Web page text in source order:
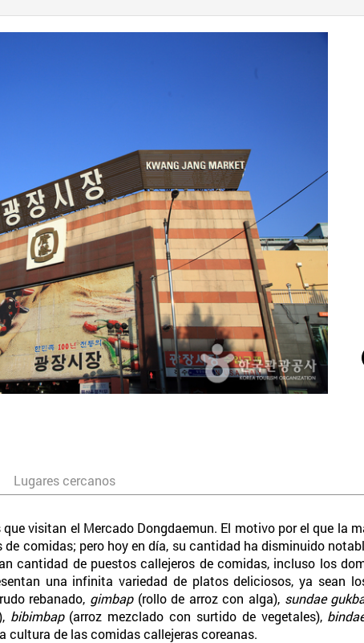
Lugares cercanos
visitan el Mercado Dongdaemun. El motivo por el que la
comidas; pero hoy en día, su cantidad ha disminuido
cantidad de puestos callejeros de comidas, incluso los
una infinita variedad de platos deliciosos, ya sean
rebanado, gimbap (rollo de arroz con alga), sundae
bibimbap (arroz mezclado con surtido de vegetales),
cultura de las comidas callejeras coreanas.